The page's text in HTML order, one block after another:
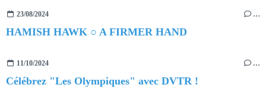
23/08/2024 …
HAMISH HAWK ○ A FIRMER HAND
11/10/2024 …
Célébrez "Les Olympiques" avec DVTR !